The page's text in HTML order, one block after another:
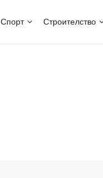
Спорт Строителство